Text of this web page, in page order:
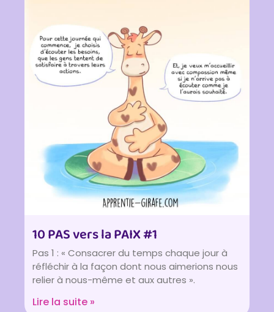
10 PAS vers la PAIX #1
Pas 1 : « Consacrer du temps chaque jour à
réfléchir à la façon dont nous aimerions nous
relier à nous-même et aux autres ».
Lire la suite »